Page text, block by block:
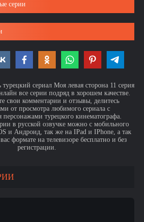
серии
турецкий сериал Моя левая сторона 11 серия
все серии подряд в хорошем качестве.
свои комментарии и отзывы, делитесь
от просмотра любимого сериала с
турецкого кинематографа.
в русской озвучке можно с мобильного
и Андроид, так же на IPad и IPhone, а так
формате на телевизоре бесплатно и без
регистрации.